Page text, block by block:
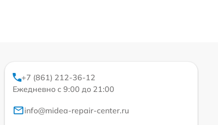
+7 (861) 212-36-12
Ежедневно с 9:00 до 21:00
info@midea-repair-center.ru